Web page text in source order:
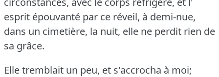
esprit épouvanté par ce réveil, à demi-nue,
dans un cimetière, la nuit, elle ne perdit rien de
sa grâce.
Elle tremblait un peu, et s'accrocha à moi;